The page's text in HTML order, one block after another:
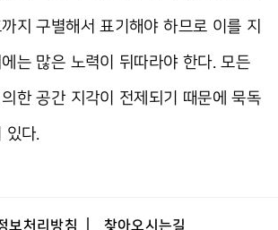
지 구별해서 표기해야 하므로 이를 지
는 많은 노력이 뒤따라야 한다. 모든
한 공간 지각이 전제되기 때문에 묵독
있다.
보처리방침 찾아오시는길